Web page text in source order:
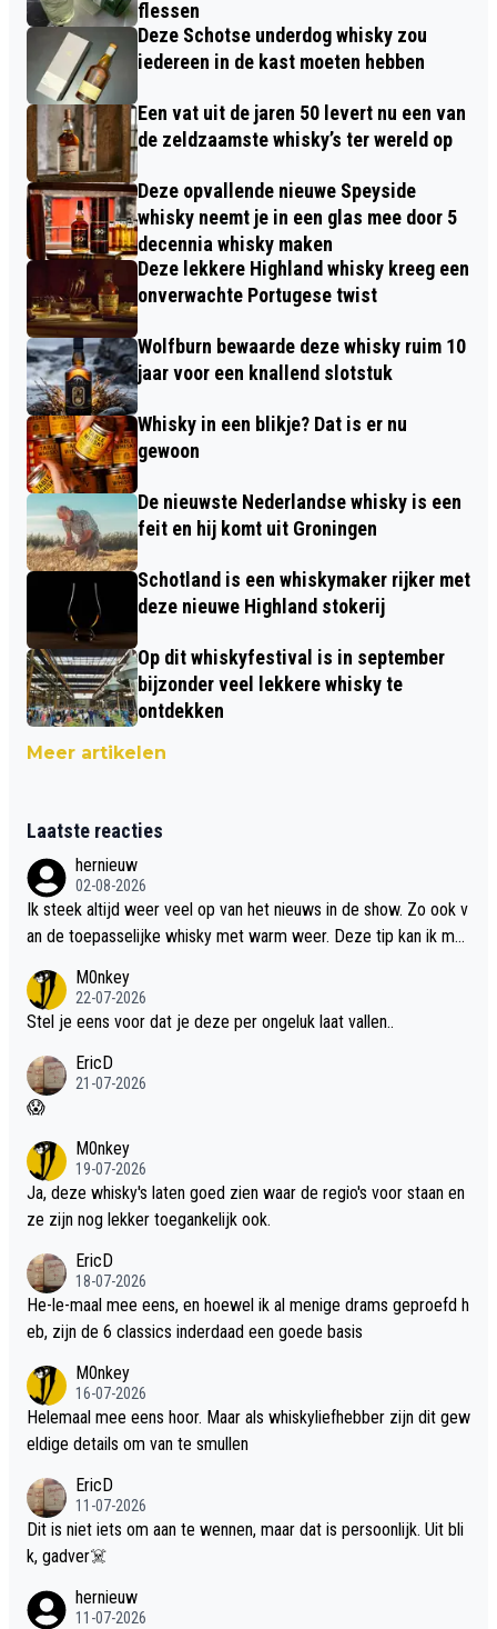
flessen
Deze Schotse underdog whisky zou
iedereen in de kast moeten hebben
Een vat uit de jaren 50 levert nu een van
de zeldzaamste whisky’s ter wereld op
Deze opvallende nieuwe Speyside
whisky neemt je in een glas mee door 5
decennia whisky maken
Deze lekkere Highland whisky kreeg een
onverwachte Portugese twist
Wolfburn bewaarde deze whisky ruim 10
jaar voor een knallend slotstuk
Whisky in een blikje? Dat is er nu
gewoon
De nieuwste Nederlandse whisky is een
feit en hij komt uit Groningen
Schotland is een whiskymaker rijker met
deze nieuwe Highland stokerij
Op dit whiskyfestival is in september
bijzonder veel lekkere whisky te
ontdekken
Meer artikelen
Laatste reacties
hernieuw
02-08-2026
Ik steek altijd weer veel op van het nieuws in de show. Zo ook v
an de toepasselijke whisky met warm weer. Deze tip kan ik met
M0nkey
22-07-2026
Stel je eens voor dat je deze per ongeluk laat vallen..
EricD
21-07-2026
😱
M0nkey
19-07-2026
Ja, deze whisky's laten goed zien waar de regio's voor staan en
ze zijn nog lekker toegankelijk ook.
EricD
18-07-2026
He-le-maal mee eens, en hoewel ik al menige drams geproefd h
eb, zijn de 6 classics inderdaad een goede basis
M0nkey
16-07-2026
Helemaal mee eens hoor. Maar als whiskyliefhebber zijn dit gew
eldige details om van te smullen
EricD
11-07-2026
Dit is niet iets om aan te wennen, maar dat is persoonlijk. Uit bli
k, gadver☠️
hernieuw
11-07-2026